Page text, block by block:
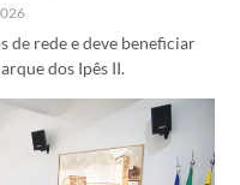
de rede e deve beneficiar
dos Ipês II.